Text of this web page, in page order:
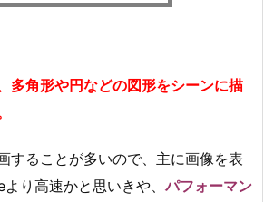
多角形や円などの図形をシーンに描
することが多いので、主に画像を表
り高速かと思いきや、パフォーマン